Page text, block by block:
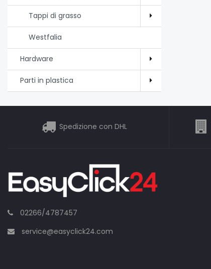
Tappi di grasso
Westfalia
Hardware
Parti in plastica
Spedizione con DHL
02266/4787457
service@easyclick24.com